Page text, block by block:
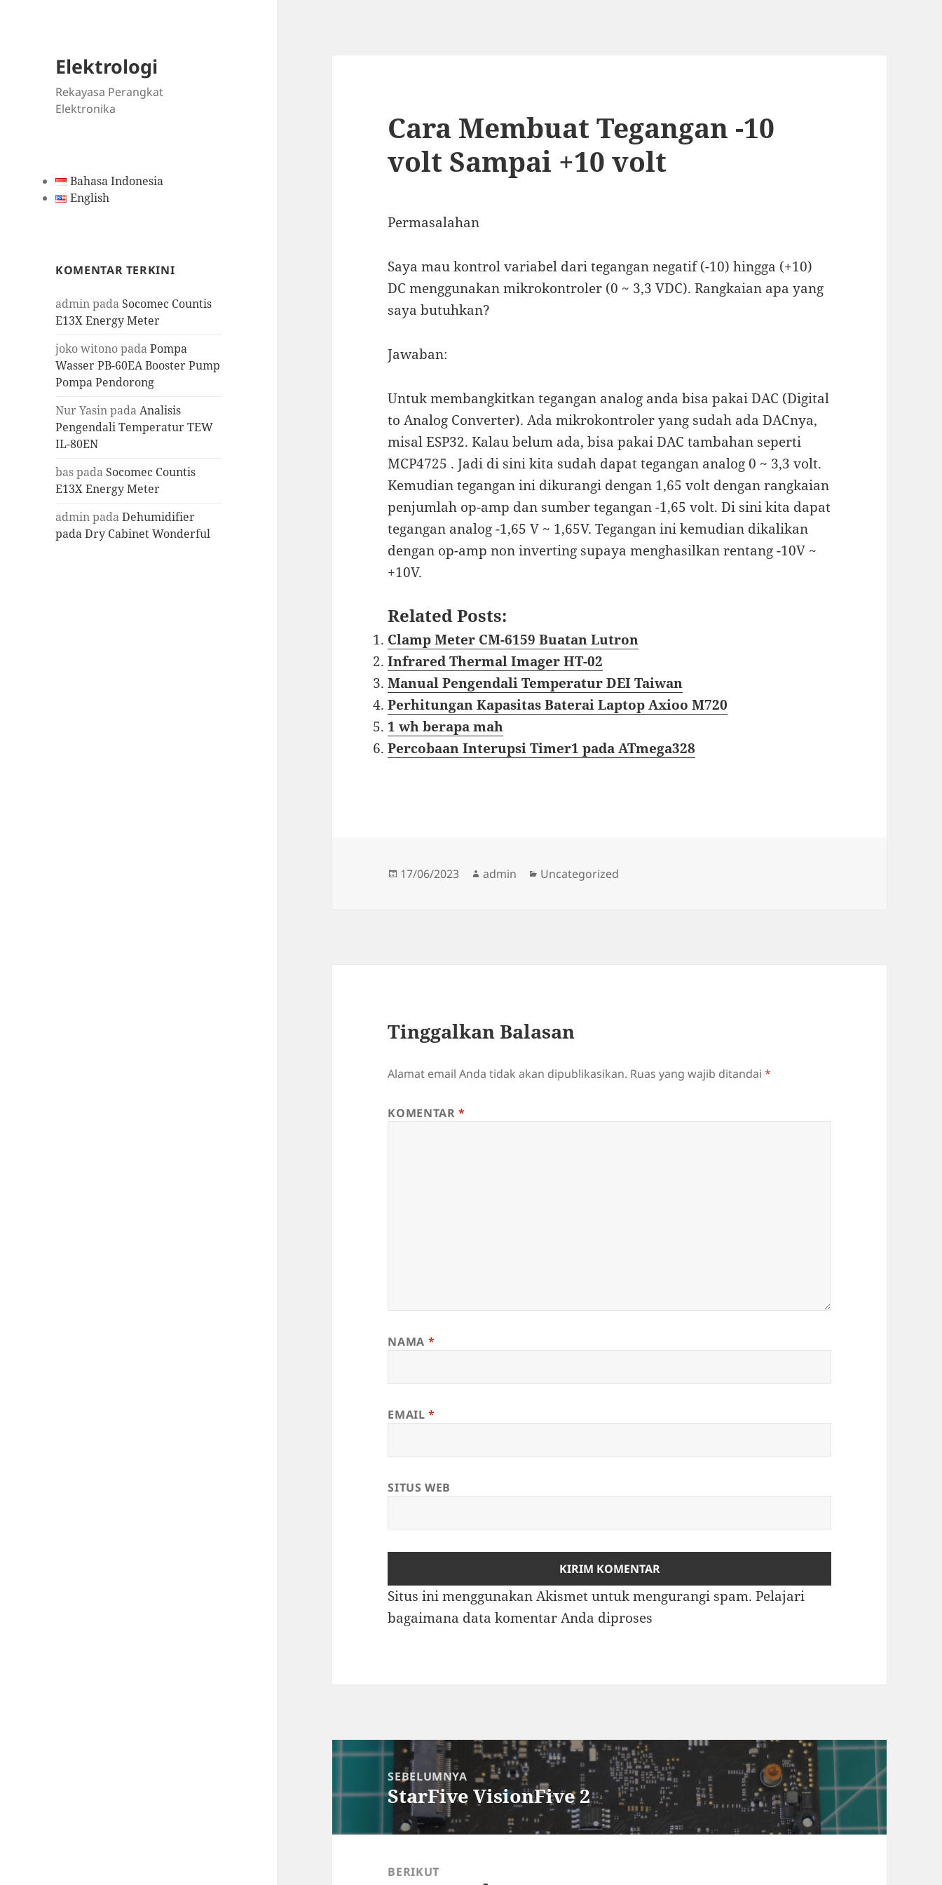
Elektrologi
Rekayasa Perangkat
Elektronika
Bahasa Indonesia
English
KOMENTAR TERKINI
adminpada Socomec Countis
E13X Energy Meter
joko witonopadaPompa
Wasser PB-60EA Booster Pump
Pompa Pendorong
Nur YasinpadaAnalisis
Pengendali Temperatur TEW
IL-80EN
baspada Socomec Countis
E13X Energy Meter
adminpadaDehumidifier
pada Dry Cabinet Wonderful
Cara Membuat Tegangan -10
volt Sampai +10 volt
Permasalahan
Saya mau kontrol variabel dari tegangan negatif (-10) hingga (+10)
DC menggunakan mikrokontroler (0 ~ 3,3 VDC). Rangkaian apa yang
saya butuhkan?
Jawaban:
Untuk membangkitkan tegangan analog anda bisa pakai DAC (Digital
to Analog Converter). Ada mikrokontroler yang sudah ada DACnya,
misal ESP32. Kalau belum ada, bisa pakai DAC tambahan seperti
MCP4725 . Jadi di sini kita sudah dapat tegangan analog 0 ~ 3,3 volt.
Kemudian tegangan ini dikurangi dengan 1,65 volt dengan rangkaian
penjumlah op-amp dan sumber tegangan -1,65 volt. Di sini kita dapat
tegangan analog -1,65 V ~ 1,65V. Tegangan ini kemudian dikalikan
dengan op-amp non inverting supaya menghasilkan rentang -10V ~
+10V.
Related Posts:
Clamp Meter CM-6159 Buatan Lutron
Infrared Thermal Imager HT-02
Manual Pengendali Temperatur DEI Taiwan
Perhitungan Kapasitas Baterai Laptop Axioo M720
1 wh berapa mah
Percobaan Interupsi Timer1 pada ATmega328
Diposkan
17/06/2023 Penulis
admin Kategori
Uncategorized
Tinggalkan Balasan
Alamat email Anda tidak akan dipublikasikan. Ruas yang wajib ditandai*
KOMENTAR*
NAMA *
EMAIL*
SITUS WEB
Situs ini menggunakan Akismet untuk mengurangi spam.Pelajari
bagaimana data komentar Anda diproses
Navigasi
SEBELUMNYA
Pos
sebelumnya:
StarFive VisionFive 2
BERIKUT